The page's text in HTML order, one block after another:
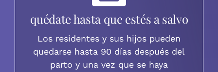
quédate hasta que estés a salvo
Los residentes y sus hijos pueden
quedarse hasta 90 días después del
parto y una vez que se haya